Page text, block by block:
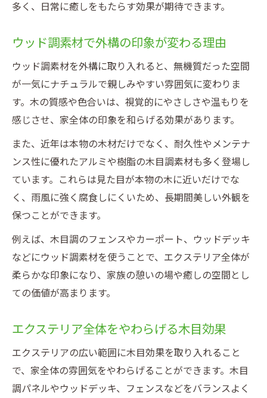
多く、日常に癒しをもたらす効果が期待できます。
ウッド調素材で外構の印象が変わる理由
ウッド調素材を外構に取り入れると、無機質だった空間
が一気にナチュラルで親しみやすい雰囲気に変わりま
す。木の質感や色合いは、視覚的にやさしさや温もりを
感じさせ、家全体の印象を和らげる効果があります。
また、近年は本物の木材だけでなく、耐久性やメンテナ
ンス性に優れたアルミや樹脂の木目調素材も多く登場し
ています。これらは見た目が本物の木に近いだけでな
く、雨風に強く腐食しにくいため、長期間美しい外観を
保つことができます。
例えば、木目調のフェンスやカーポート、ウッドデッキ
などにウッド調素材を使うことで、エクステリア全体が
柔らかな印象になり、家族の憩いの場や癒しの空間とし
ての価値が高まります。
エクステリア全体をやわらげる木目効果
エクステリアの広い範囲に木目効果を取り入れること
で、家全体の雰囲気をやわらげることができます。木目
調パネルやウッドデッキ、フェンスなどをバランスよく